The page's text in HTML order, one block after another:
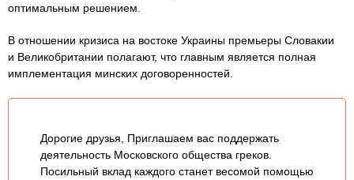
оптимальным решением.
В отношении кризиса на востоке Украины премьеры Словакии
и Великобритании полагают, что главным является полная
имплементация минских договоренностей.
Дорогие друзья, Приглашаем вас поддержать
деятельность Московского общества греков.
Посильный вклад каждого станет весомой помощью